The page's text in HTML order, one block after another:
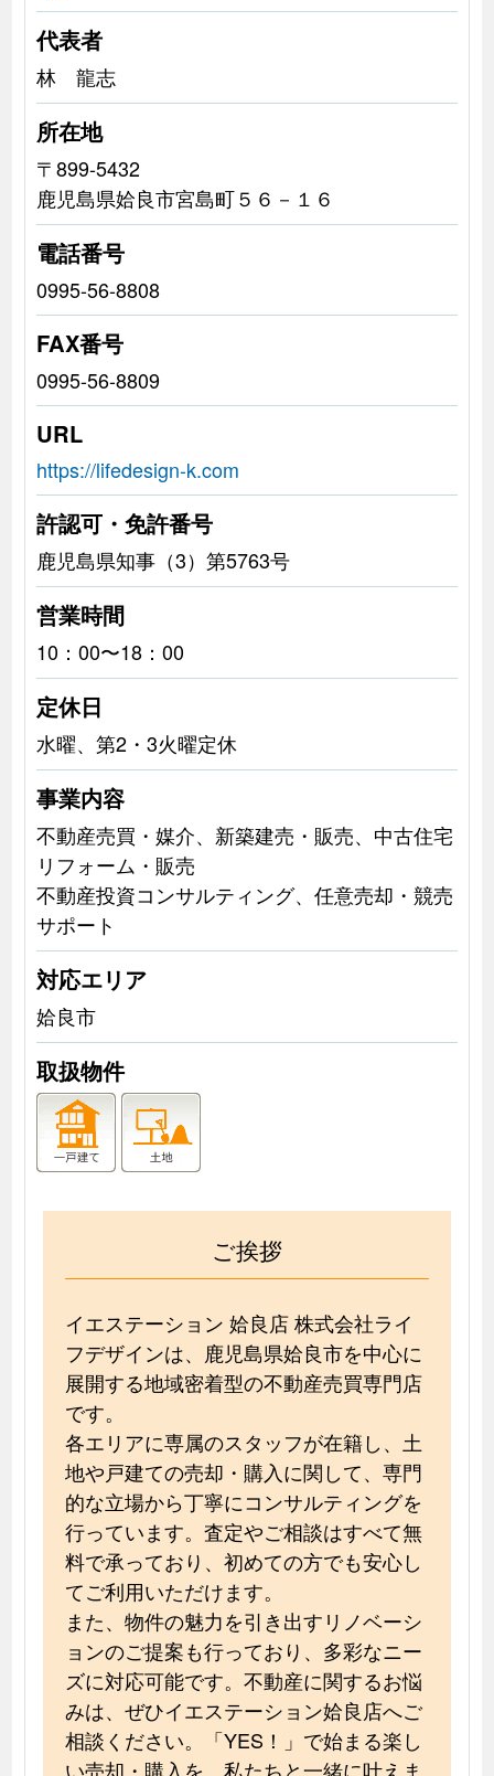
代表者
林 龍志
所在地
〒899-5432
鹿児島県姶良市宮島町５６－１６
電話番号
0995-56-8808
FAX番号
0995-56-8809
URL
https://lifedesign-k.com
許認可・免許番号
鹿児島県知事（3）第5763号
営業時間
10：00〜18：00
定休日
水曜、第2・3火曜定休
事業内容
不動産売買・媒介、新築建売・販売、中古住宅
リフォーム・販売
不動産投資コンサルティング、任意売却・競売
サポート
対応エリア
姶良市
取扱物件
ご挨拶
イエステーション 姶良店 株式会社ライ
フデザインは、鹿児島県姶良市を中心に
展開する地域密着型の不動産売買専門店
です。
各エリアに専属のスタッフが在籍し、土
地や戸建ての売却・購入に関して、専門
的な立場から丁寧にコンサルティングを
行っています。査定やご相談はすべて無
料で承っており、初めての方でも安心し
てご利用いただけます。
また、物件の魅力を引き出すリノベーシ
ョンのご提案も行っており、多彩なニー
ズに対応可能です。不動産に関するお悩
みは、ぜひイエステーション姶良店へご
相談ください。「YES！」で始まる楽し
い売却・購入を、私たちと一緒に叶えま